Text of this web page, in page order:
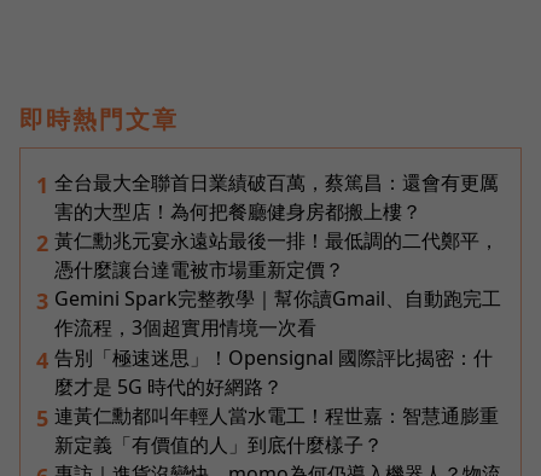
即時熱門文章
1 全台最大全聯首日業績破百萬，蔡篤昌：還會有更厲
害的大型店！為何把餐廳健身房都搬上樓？
2 黃仁勳兆元宴永遠站最後一排！最低調的二代鄭平，
憑什麼讓台達電被市場重新定價？
3 Gemini Spark完整教學｜幫你讀Gmail、自動跑完工
作流程，3個超實用情境一次看
4 告別「極速迷思」！Opensignal 國際評比揭密：什
麼才是 5G 時代的好網路？
5 連黃仁勳都叫年輕人當水電工！程世嘉：智慧通膨重
新定義「有價值的人」到底什麼樣子？